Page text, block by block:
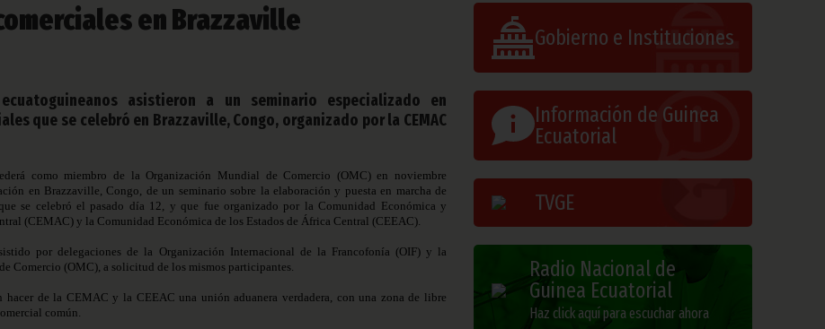
en Brazzaville
ecuatoguineanos asistieron a un seminario especializado en
que se celebró en Brazzaville, Congo, organizado por la CEMAC
como miembro de la Organización Mundial de Comercio (OMC) en noviembre
en Brazzaville, Congo, de un seminario sobre la elaboración y puesta en marcha de
se celebró el pasado día 12, y que fue organizado por la Comunidad Económica y
(CEMAC) y la Comunidad Económica de los Estados de África Central (CEEAC).
por delegaciones de la Organización Internacional de la Francofonía (OIF) y la
Comercio (OMC), a solicitud de los mismos participantes.
hacer de la CEMAC y la CEEAC una unión aduanera verdadera, con una zona de libre
común.
Gobierno e Instituciones
Información de Guinea
Ecuatorial
TVGE
Radio Nacional de
Guinea Ecuatorial
Haz click aquí para escuchar ahora